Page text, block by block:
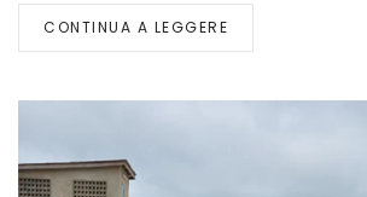
CONTINUA A LEGGERE